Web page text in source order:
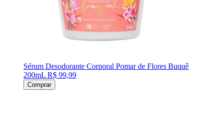
Sérum Desodorante Corporal Pomar de Flores Buquê
200mL R$ 99,99
Comprar